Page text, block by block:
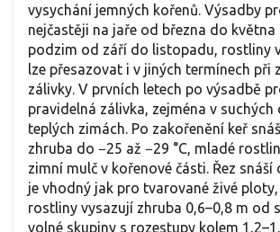
vysychání jemných kořenů. Výsadby
nejčastěji na jaře od března do května
podzim od září do listopadu, rostliny
lze přesazovat i v jiných termínech při
zálivky. V prvních letech po výsadbě
pravidelná zálivka, zejména v suchých
teplých zimách. Po zakořenění keř
zhruba do −25 až −29 °C, mladé
zimní mulč v kořenové části. Řez
je vhodný jak pro tvarované živé ploty,
rostliny vysazují zhruba 0,6–0,8 m od
volné skupiny s rozestupy kolem